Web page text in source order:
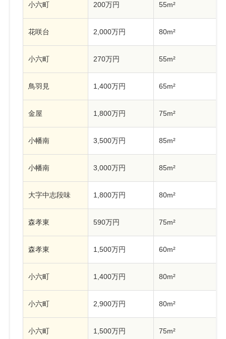
小六町 200万円 55m²
花咲台 2,000万円 80m²
小六町 270万円 55m²
鳥羽見 1,400万円 65m²
金屋 1,800万円 75m²
小幡南 3,500万円 85m²
小幡南 3,000万円 85m²
大字中志段味 1,800万円 80m²
森孝東 590万円 75m²
森孝東 1,500万円 60m²
小六町 1,400万円 80m²
小六町 2,900万円 80m²
小六町 1,500万円 75m²